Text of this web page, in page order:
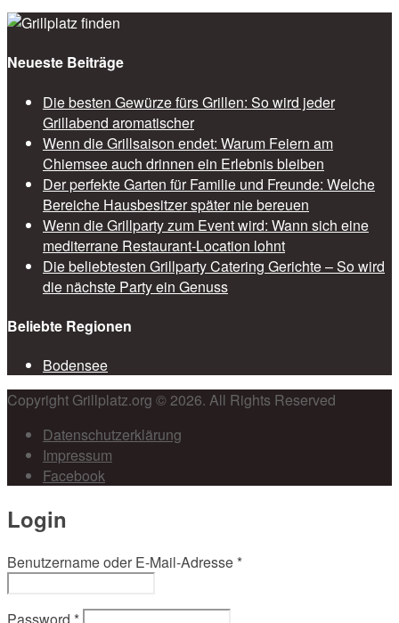
Neueste Beiträge
Die besten Gewürze fürs Grillen: So wird jeder
Grillabend aromatischer
Wenn die Grillsaison endet: Warum Feiern am
Chiemsee auch drinnen ein Erlebnis bleiben
Der perfekte Garten für Familie und Freunde: Welche
Bereiche Hausbesitzer später nie bereuen
Wenn die Grillparty zum Event wird: Wann sich eine
mediterrane Restaurant-Location lohnt
Die beliebtesten Grillparty Catering Gerichte – So wird
die nächste Party ein Genuss
Beliebte Regionen
Bodensee
Copyright Grillplatz.org © 2026. All Rights Reserved
Datenschutzerklärung
Impressum
Facebook
Login
Benutzername oder E-Mail-Adresse *